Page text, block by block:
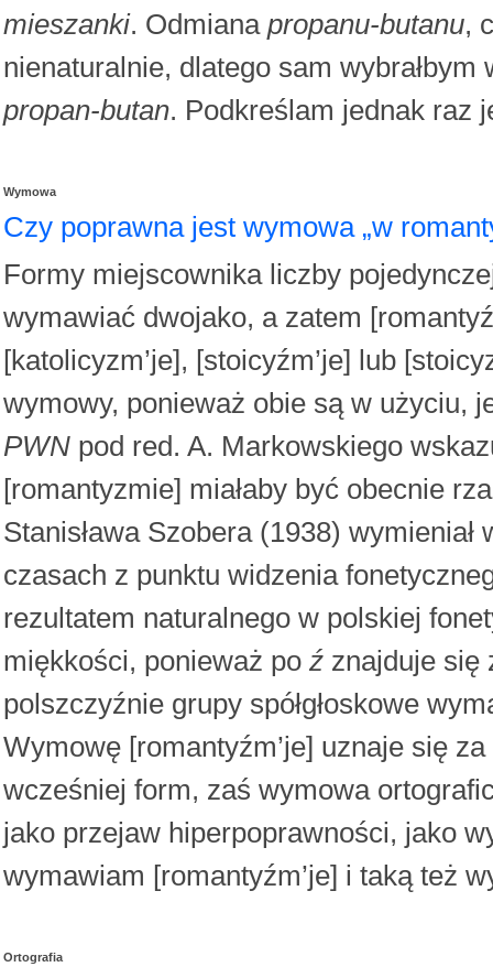
mieszanki. Odmiana propanu-butanu,
nienaturalnie, dlatego sam
propan-butan. Podkreślam jednak raz
Wymowa
Czy poprawna jest wymowa „w
Formy miejscownika liczby
wymawiać dwojako, a zatem
[katolicyzm’je], [stoicyźm’je] lub
wymowy, ponieważ obie są w użyciu,
PWN pod red. A. Markowskiego
[romantyzmie] miałaby być obecnie
Stanisława Szobera (1938)
czasach z punktu widzenia
rezultatem naturalnego w polskiej
miękkości, ponieważ po ź znajduje
polszczyźnie grupy spółgłoskowe
Wymowę [romantyźm’je] uznaje się
wcześniej form, zaś wymowa
jako przejaw hiperpoprawności, jako
wymawiam [romantyźm’je] i taką też
Ortografia